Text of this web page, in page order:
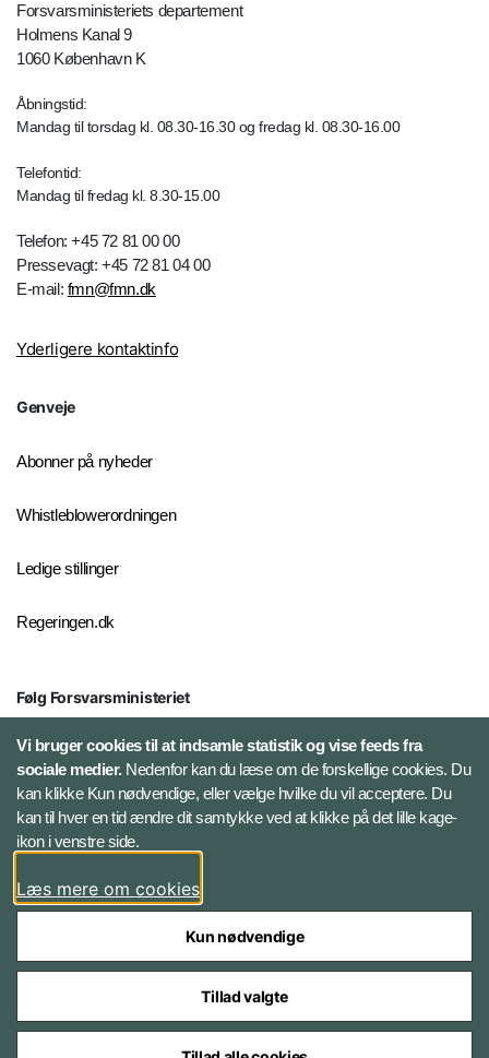
Forsvarsministeriets departement
Holmens Kanal 9
1060 København K
Åbningstid:
Mandag til torsdag kl. 08.30-16.30 og fredag kl. 08.30-16.00
Telefontid:
Mandag til fredag kl. 8.30-15.00
Telefon: +45 72 81 00 00
Pressevagt: +45 72 81 04 00
E-mail: fmn@fmn.dk
Yderligere kontaktinfo
Genveje
Abonner på nyheder
Whistleblowerordningen
Ledige stillinger
Regeringen.dk
Følg Forsvarsministeriet
X
LinkedIn
Instagram
Styrelser og myndigheder under Forsvarsministeriet
Vi bruger cookies til at indsamle statistik og vise feeds fra
sociale medier.Nedenfor kan du læse om de forskellige cookies. Du
kan klikke Kun nødvendige, eller vælge hvilke du vil acceptere. Du
kan til hver en tid ændre dit samtykke ved at klikke på det lille kage-
ikon i venstre side.
Læs mere om cookies
Kun nødvendige
Tillad valgte